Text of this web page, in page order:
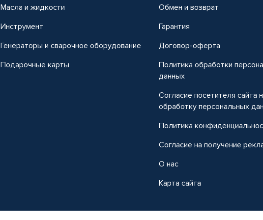
Масла и жидкости
Инструмент
Генераторы и сварочное оборудование
Подарочные карты
Обмен и возврат
Гарантия
Договор-оферта
Политика обработки
данных
Согласие посетителя сайта
обработку персональных
Политика
Согласие на получение
О нас
Карта сайта